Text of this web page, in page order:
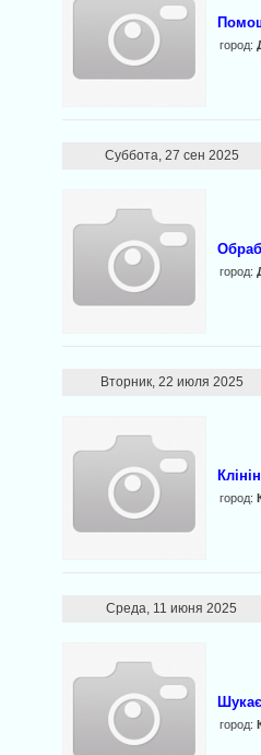
город:
Суббота, 27 сен 2025
город:
Вторник, 22 июля 2025
город:
Среда, 11 июня 2025
город: